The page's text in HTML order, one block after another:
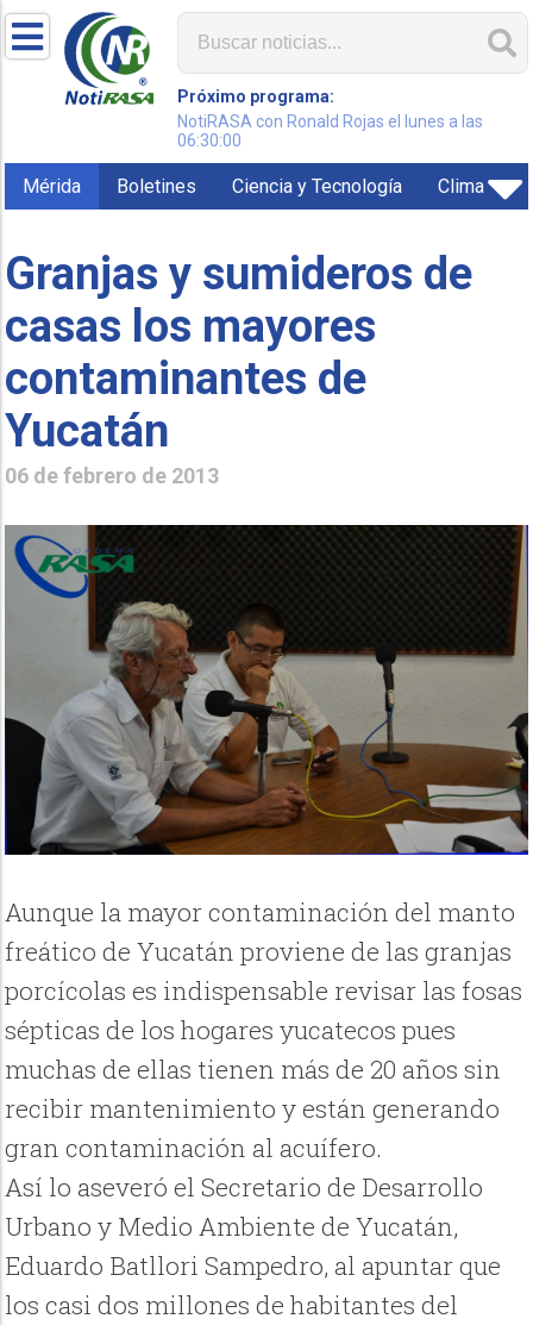
Próximo programa:
NotiRASA con Ronald Rojas el lunes a las
06:30:00
Mérida Boletines Ciencia y Tecnología Clima
Granjas y sumideros de
casas los mayores
contaminantes de
Yucatán
06 de febrero de 2013
Aunque la mayor contaminación del manto
freático de Yucatán proviene de las granjas
porcícolas es indispensable revisar las fosas
sépticas de los hogares yucatecos pues
muchas de ellas tienen más de 20 años sin
recibir mantenimiento y están generando
gran contaminación al acuífero.
Así lo aseveró el Secretario de Desarrollo
Urbano y Medio Ambiente de Yucatán,
Eduardo Batllori Sampedro, al apuntar que
los casi dos millones de habitantes del